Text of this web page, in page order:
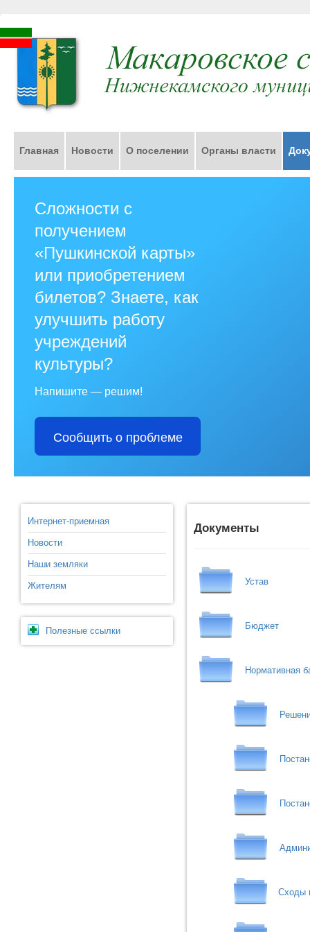
Главная Новости О поселении Органы власти
Сложности с
получением
«Пушкинской карты»
или приобретением
билетов? Знаете, как
улучшить работу
учреждений
культуры?
Напишите — решим!
Сообщить о проблеме
Интернет-приемная
Новости
Наши земляки
Жителям
Полезные ссылки
Документы
Устав
Бюджет
Нормативная
Сходы